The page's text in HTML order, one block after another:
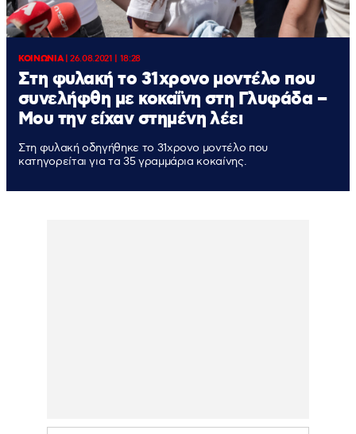
ΚΟΙΝΩΝΙΑ|26.08.2021 | 18:28
Στη φυλακή το 31χρονο μοντέλο που
συνελήφθη με κοκαΐνη στη Γλυφάδα –
Μου την είχαν στημένη λέει
Στη φυλακή οδηγήθηκε το 31χρονο μοντέλο που
κατηγορείται για τα 35 γραμμάρια κοκαίνης.